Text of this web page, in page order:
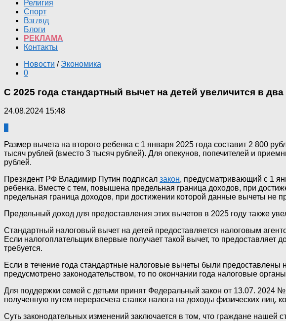
Религия
Спорт
Взгляд
Блоги
РЕКЛАМА
Контакты
Новости / Экономика
0
С 2025 года стандартный вычет на детей увеличится в два
24.08.2024 15:48
Размер вычета на второго ребенка с 1 января 2025 года составит 2 800
тысяч рублей (вместо 3 тысяч рублей). Для опекунов, попечителей и
рублей.
Президент РФ Владимир Путин подписал закон, предусматривающий с 1
ребенка. Вместе с тем, повышена предельная граница доходов, при
предельная граница доходов, при достижении которой данные вычеты не
Предельный доход для предоставления этих вычетов в 2025 году также
Стандартный налоговый вычет на детей предоставляется налоговым
Если налогоплательщик впервые получает такой вычет, то
требуется.
Если в течение года стандартные налоговые вычеты были
предусмотрено законодательством, то по окончании года налоговые
Для поддержки семей с детьми принят Федеральный закон от 13.07. 2024
полученную путем перерасчета ставки налога на доходы физических лиц,
Суть законодательных изменений заключается в том, что граждане